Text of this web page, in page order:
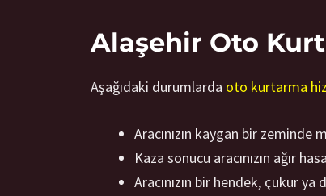
Alaşehir Oto
Aşağıdaki durumlarda oto kurtarma
Aracınızın kaygan bir zeminde
Kaza sonucu aracınızın ağır
Aracınızın bir hendek, çukur